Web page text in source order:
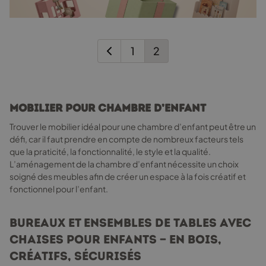
1 2
Mobilier pour Chambre d’Enfant
Trouver le mobilier idéal pour une chambre d’enfant peut être un
défi, car il faut prendre en compte de nombreux facteurs tels
que la praticité, la fonctionnalité, le style et la qualité.
L’aménagement de la chambre d’enfant nécessite un choix
soigné des meubles afin de créer un espace à la fois créatif et
fonctionnel pour l’enfant.
Bureaux et Ensembles de Tables avec
Chaises pour Enfants — En Bois,
Créatifs, Sécurisés